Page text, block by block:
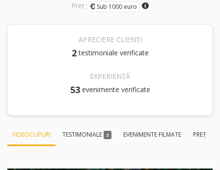
Preț Sub 1000 euro
APRECIERE CLIENȚI
2 testimoniale verificate
EXPERIENȚĂ
53 evenimente verificate
VIDEOCLIPURI TESTIMONIALE 2 EVENIMENTE FILMATE PREȚ